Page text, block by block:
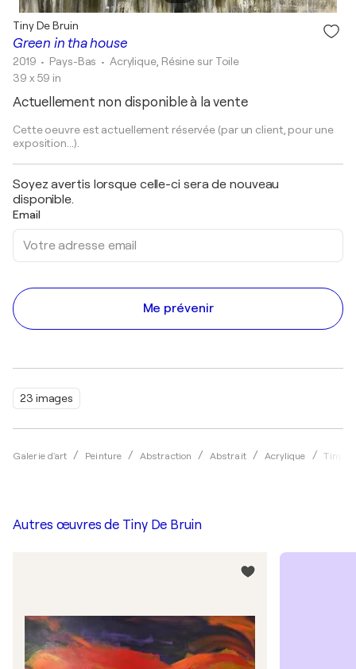
23 images
Galerie d'art Peinture Abstraction Abstrait Acrylique Tiny
Green in tha house
Tiny De Bruin
2019 • Pays-Bas • Acrylique, Résine sur Toile
39 x 59 in
Actuellement non disponible à la vente
Cette oeuvre est actuellement réservée (par un client, pour une
exposition...).
Soyez avertis lorsque celle-ci sera de nouveau
disponible.
Email
Me prévenir
Autres œuvres de Tiny De Bruin